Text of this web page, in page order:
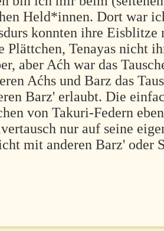
Held*innen. Dort war
konnten ihre Eisblitze
Plättchen, Tenayas nicht
aber Aćh war das
Aćhs und Barz das
Barz' erlaubt. Die
von Takuri-Federn
nur auf seine
mit anderen Barz' oder